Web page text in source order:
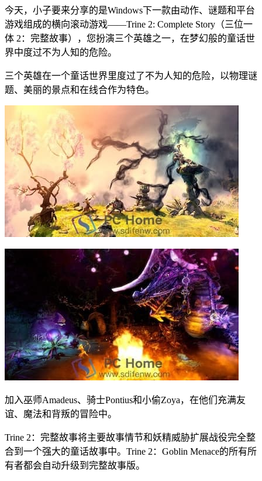
今天，小子要来分享的是Windows下一款由动作、谜题和平台
游戏组成的横向滚动游戏——Trine 2: Complete Story（三位一
体 2：完整故事），您扮演三个英雄之一，在梦幻般的童话世
界中度过不为人知的危险。
三个英雄在一个童话世界里度过了不为人知的危险，以物理谜
题、美丽的景点和在线合作为特色。
加入巫师Amadeus、骑士Pontius和小偷Zoya，在他们充满友
谊、魔法和背叛的冒险中。
Trine 2：完整故事将主要故事情节和妖精威胁扩展战役完全整
合到一个强大的童话故事中。Trine 2：Goblin Menace的所有所
有者都会自动升级到完整故事版。